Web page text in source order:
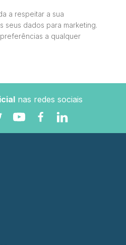
a respeitar a sua
seus dados para marketing.
a qualquer
nas redes sociais